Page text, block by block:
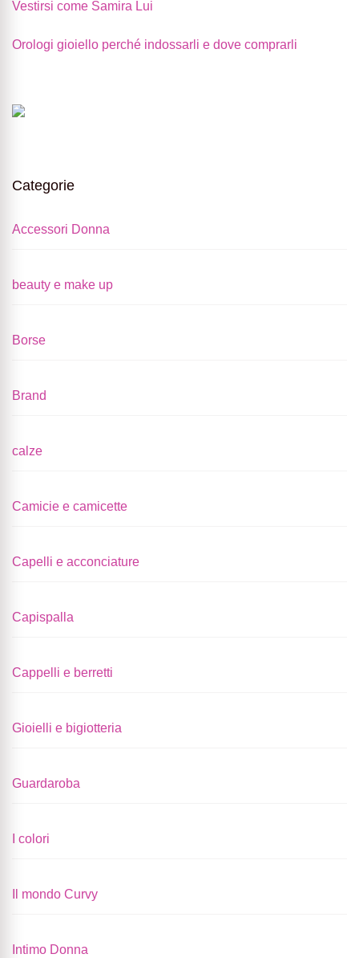
Vestirsi come Samira Lui
Orologi gioiello perché indossarli e dove comprarli
Categorie
Accessori Donna
beauty e make up
Borse
Brand
calze
Camicie e camicette
Capelli e acconciature
Capispalla
Cappelli e berretti
Gioielli e bigiotteria
Guardaroba
I colori
Il mondo Curvy
Intimo Donna